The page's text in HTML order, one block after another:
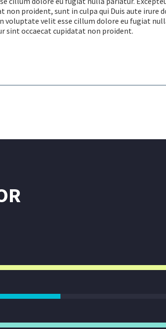
non proident, sunt in culpa qui Duis aute irure
voluptate velit esse cillum dolore eu fugiat
sint occaecat cupidatat non proident.